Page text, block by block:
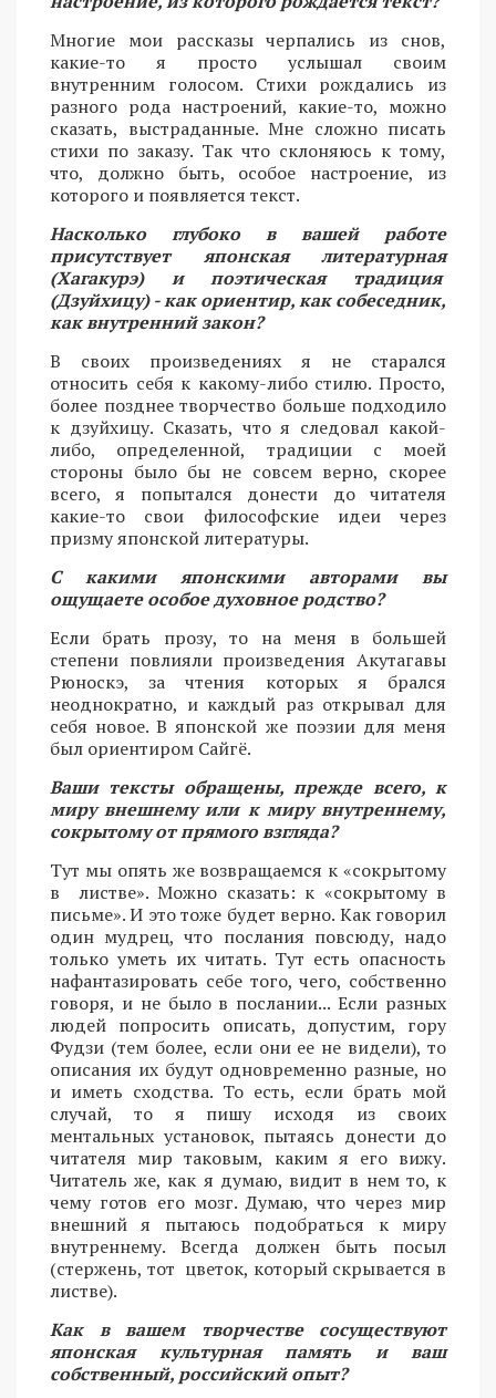
Многие мои рассказы черпались из снов,
какие-то я просто услышал своим
внутренним голосом. Стихи рождались из
разного рода настроений, какие-то, можно
сказать, выстраданные. Мне сложно писать
стихи по заказу. Так что склоняюсь к тому,
что, должно быть, особое настроение, из
которого и появляется текст.
Насколько глубоко в вашей работе
присутствует японская литературная
(Хагакурэ) и поэтическая традиция
(Дзуйхицу) - как ориентир, как собеседник,
как внутренний закон?
В своих произведениях я не старался
относить себя к какому-либо стилю. Просто,
более позднее творчество больше подходило
к дзуйхицу. Сказать, что я следовал какой-
либо, определенной, традиции с моей
стороны было бы не совсем верно, скорее
всего, я попытался донести до читателя
какие-то свои философские идеи через
призму японской литературы.
С какими японскими авторами вы
ощущаете особое духовное родство?
Если брать прозу, то на меня в большей
степени повлияли произведения Акутагавы
Рюноскэ, за чтения которых я брался
неоднократно, и каждый раз открывал для
себя новое. В японской же поэзии для меня
был ориентиром Сайгё.
Ваши тексты обращены, прежде всего, к
миру внешнему или к миру внутреннему,
сокрытому от прямого взгляда?
Тут мы опять же возвращаемся к «сокрытому
в листве». Можно сказать: к «сокрытому в
письме». И это тоже будет верно. Как говорил
один мудрец, что послания повсюду, надо
только уметь их читать. Тут есть опасность
нафантазировать себе того, чего, собственно
говоря, и не было в послании... Если разных
людей попросить описать, допустим, гору
Фудзи (тем более, если они ее не видели), то
описания их будут одновременно разные, но
и иметь сходства. То есть, если брать мой
случай, то я пишу исходя из своих
ментальных установок, пытаясь донести до
читателя мир таковым, каким я его вижу.
Читатель же, как я думаю, видит в нем то, к
чему готов его мозг. Думаю, что через мир
внешний я пытаюсь подобраться к миру
внутреннему. Всегда должен быть посыл
(стержень, тот цветок, который скрывается в
листве).
Как в вашем творчестве сосуществуют
японская культурная память и ваш
собственный, российский опыт?